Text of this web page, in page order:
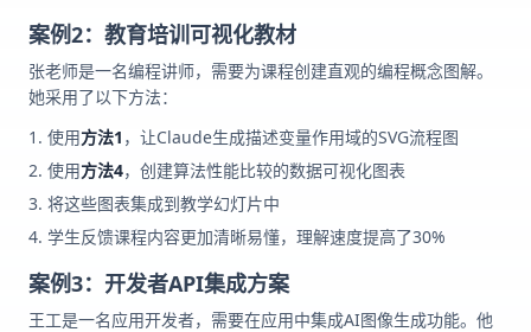
案例2：教育培训可视化教材
张老师是一名编程讲师，需要为课程创建直观的编程概念图解。
她采用了以下方法：
使用方法1 ，让Claude生成描述变量作用域的SVG流程图
使用方法4，创建算法性能比较的数据可视化图表
将这些图表集成到教学幻灯片中
学生反馈课程内容更加清晰易懂，理解速度提高了30%
案例3：开发者API集成方案
王工是一名应用开发者，需要在应用中集成AI图像生成功能。他